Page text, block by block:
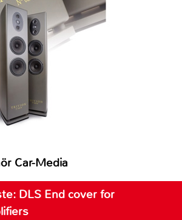
Car-Media
DLS End cover for